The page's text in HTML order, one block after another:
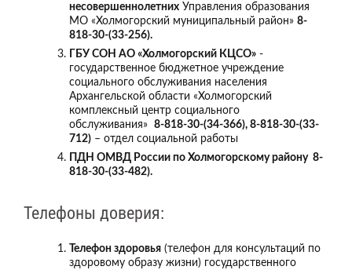
несовершеннолетнихУправления образования
МО «Холмогорский муниципальный район» 8-
818-30-(33-256).
ГБУ СОН АО «Холмогорский КЦСО»-
государственное бюджетное учреждение
социального обслуживания населения
Архангельской области «Холмогорский
комплексный центр социального
обслуживания» 8-818-30-(34-366), 8-818-30-(33-
712)– отдел социальной работы
ПДН ОМВД России по Холмогорскому району 8-
818-30-(33-482).
Телефоны доверия:
Телефон здоровья(телефон для консультаций по
здоровому образу жизни) государственного